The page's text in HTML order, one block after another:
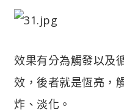
效果有分為觸發以及
效，後者就是恆亮，
炸、淡化。